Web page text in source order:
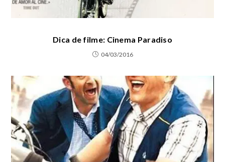
Dica de filme: Cinema Paradiso
04/03/2016